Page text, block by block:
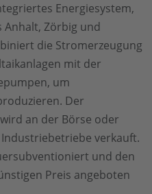
Energiesystem,
Anhalt, Zörbig und
die Stromerzeugung
mit der
um
Der
an der Börse oder
verkauft.
und den
Preis angeboten